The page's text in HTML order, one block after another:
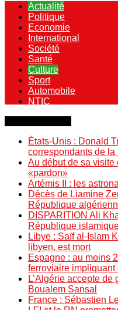
Actualité
Politique
Economie
International
Société
Santé
Culture
Sport
Automobile
NTIC
États-Unis : Donald
correspondants de
Au début de sa visite
«pardon»
Artémis II : les
Décès de Liamine
République
DISPARITION Ali
République
Libye : Saïf al-Islam
libyen, est mort
Espagne : au moins
ferroviaire impliquant
L’Algérie accepte de
Boualem Sansal
France : Sébastien